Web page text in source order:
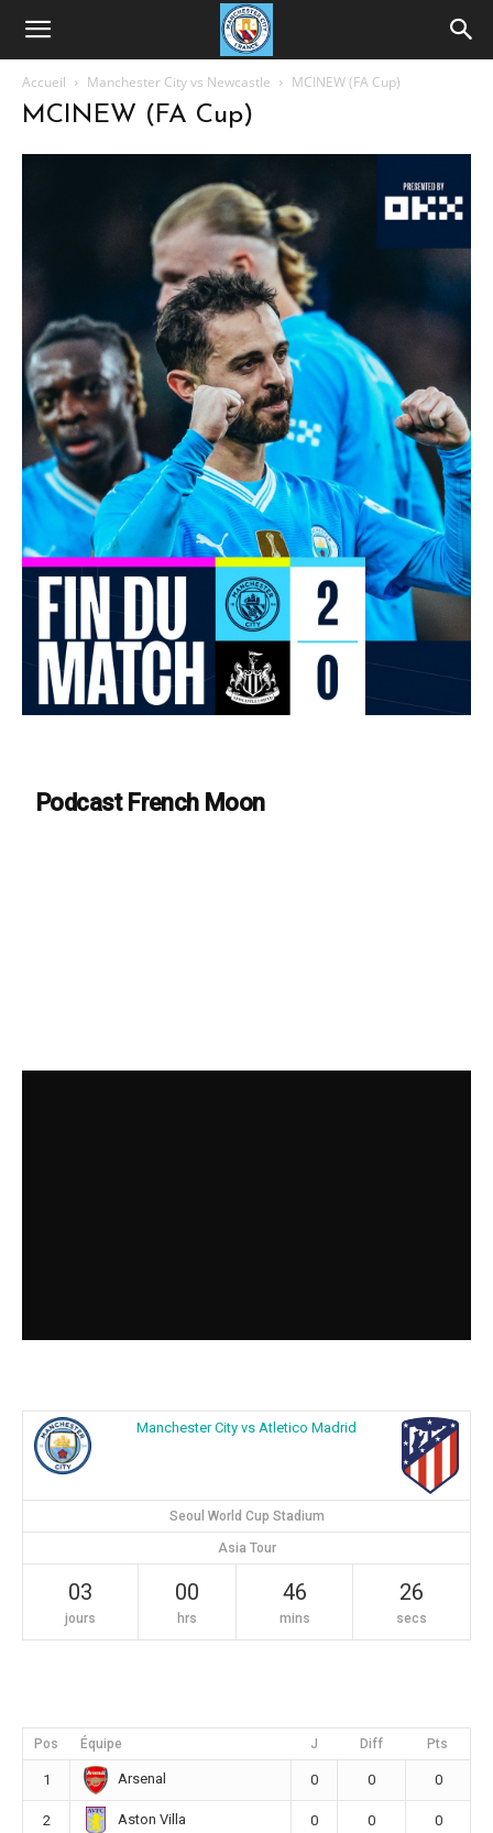
Accueil Manchester City vs Newcastle MCINEW (FA Cup)
MCINEW (FA Cup)
Podcast French Moon
Manchester City vs Atletico Madrid
Seoul World Cup Stadium
Asia Tour
03
jours
00
hrs
46
mins
25
secs
Pos Équipe J Diff Pts
1 Arsenal 0 0 0
2 Aston Villa 0 0 0